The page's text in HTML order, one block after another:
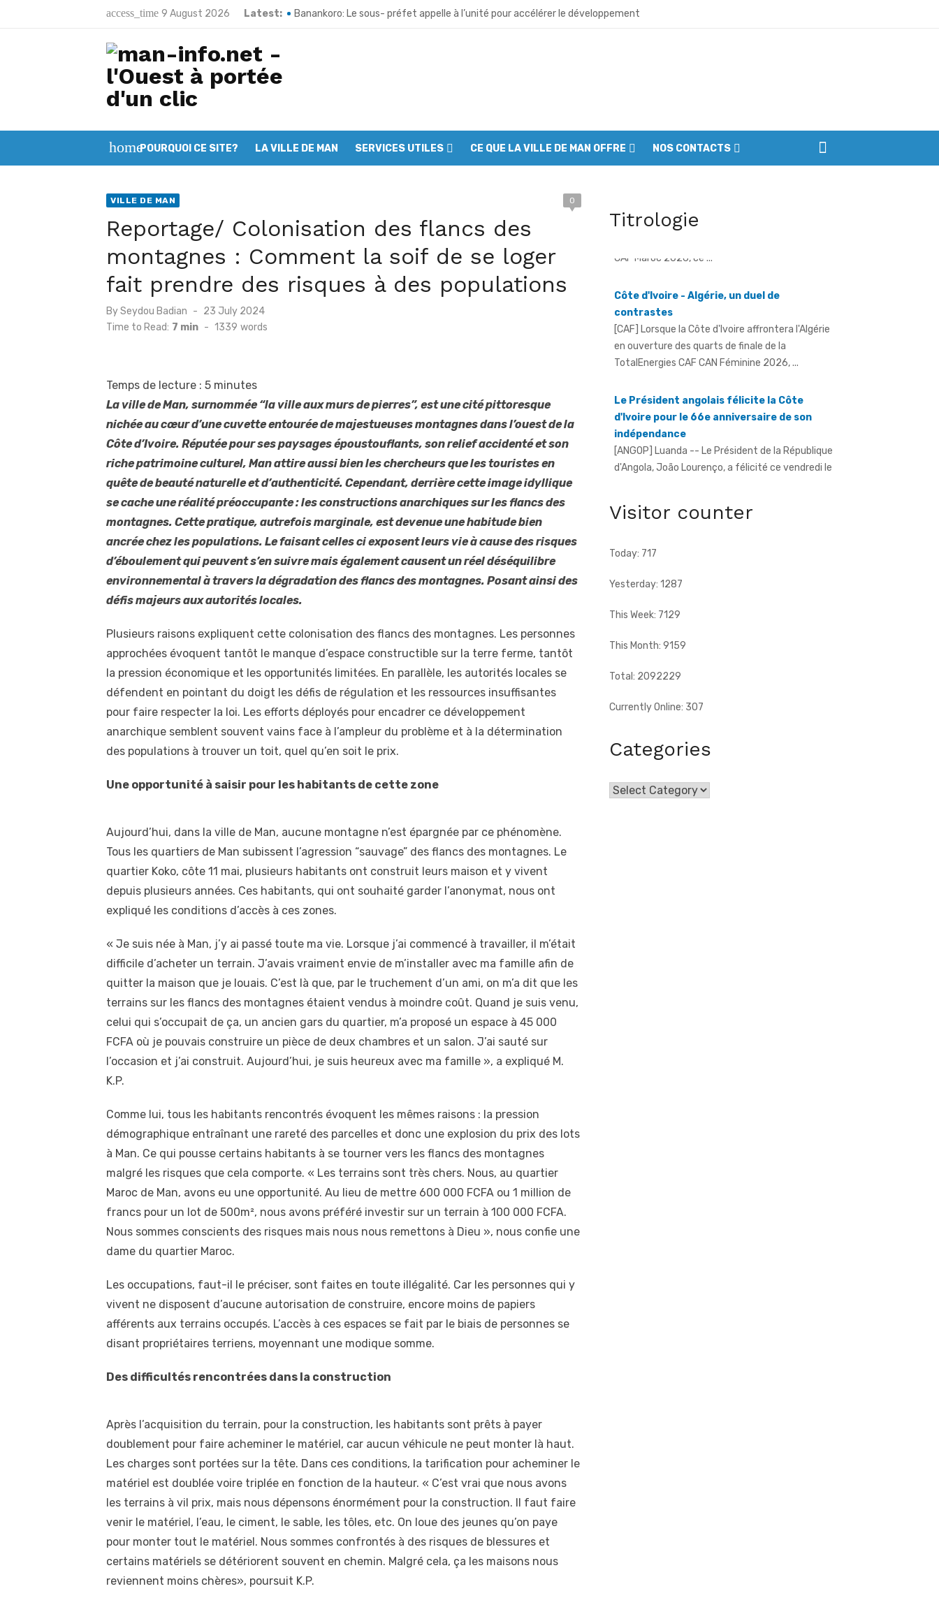
access_time 9 August 2026 Latest: Banankoro: Le sous- préfet appelle à l’unité pour accélérer le développement
Bakoubly: Le sous – préfet appelle à une implication des populations dans la transformation de leur cadre de vie
Sandougou- Soba: Malgré la pluie les populations célèbrent les 66 ans de l’indépendance dans la ferveur
Man fait peau neuve avant la fête nationale : Le Grand ménage mobilise autorités et citoyens
homePOURQUOI CE SITE? LA VILLE DE MAN SERVICES UTILES CE QUE LA VILLE DE MAN OFFRE NOS CONTACTS
VILLE DE MAN 0
Reportage/ Colonisation des flancs des
montagnes : Comment la soif de se loger
fait prendre des risques à des populations
BySeydou Badian
Posted
23 July 2024
Time to Read: 7 min - 1339 words
Temps de lecture : 5 minutes
La ville de Man, surnommée “la ville aux murs de pierres”, est une cité pittoresque
nichée au cœur d’une cuvette entourée de majestueuses montagnes dans l’ouest de la
Côte d’Ivoire. Réputée pour ses paysages époustouflants, son relief accidenté et son
riche patrimoine culturel, Man attire aussi bien les chercheurs que les touristes en
quête de beauté naturelle et d’authenticité. Cependant, derrière cette image idyllique
se cache une réalité préoccupante : les constructions anarchiques sur les flancs des
montagnes. Cette pratique, autrefois marginale, est devenue une habitude bien
ancrée chez les populations. Le faisant celles ci exposent leurs vie à cause des risques
d’éboulement qui peuvent s’en suivre mais également causent un réel déséquilibre
environnemental à travers la dégradation des flancs des montagnes. Posant ainsi des
défis majeurs aux autorités locales.
Plusieurs raisons expliquent cette colonisation des flancs des montagnes. Les personnes
approchées évoquent tantôt le manque d’espace constructible sur la terre ferme, tantôt
la pression économique et les opportunités limitées. En parallèle, les autorités locales se
défendent en pointant du doigt les défis de régulation et les ressources insuffisantes
pour faire respecter la loi. Les efforts déployés pour encadrer ce développement
anarchique semblent souvent vains face à l’ampleur du problème et à la détermination
des populations à trouver un toit, quel qu’en soit le prix.
Une opportunité à saisir pour les habitants de cette zone
Aujourd’hui, dans la ville de Man, aucune montagne n’est épargnée par ce phénomène.
Tous les quartiers de Man subissent l’agression “sauvage” des flancs des montagnes. Le
quartier Koko, côte 11 mai, plusieurs habitants ont construit leurs maison et y vivent
depuis plusieurs années. Ces habitants, qui ont souhaité garder l’anonymat, nous ont
expliqué les conditions d’accès à ces zones.
« Je suis née à Man, j’y ai passé toute ma vie. Lorsque j’ai commencé à travailler, il m’était
difficile d’acheter un terrain. J’avais vraiment envie de m’installer avec ma famille afin de
quitter la maison que je louais. C’est là que, par le truchement d’un ami, on m’a dit que les
terrains sur les flancs des montagnes étaient vendus à moindre coût. Quand je suis venu,
celui qui s’occupait de ça, un ancien gars du quartier, m’a proposé un espace à 45 000
FCFA où je pouvais construire un pièce de deux chambres et un salon. J’ai sauté sur
l’occasion et j’ai construit. Aujourd’hui, je suis heureux avec ma famille », a expliqué M.
K.P.
Comme lui, tous les habitants rencontrés évoquent les mêmes raisons : la pression
démographique entraînant une rareté des parcelles et donc une explosion du prix des lots
à Man. Ce qui pousse certains habitants à se tourner vers les flancs des montagnes
malgré les risques que cela comporte. « Les terrains sont très chers. Nous, au quartier
Maroc de Man, avons eu une opportunité. Au lieu de mettre 600 000 FCFA ou 1 million de
francs pour un lot de 500m², nous avons préféré investir sur un terrain à 100 000 FCFA.
Nous sommes conscients des risques mais nous nous remettons à Dieu », nous confie une
dame du quartier Maroc.
Les occupations, faut-il le préciser, sont faites en toute illégalité. Car les personnes qui y
vivent ne disposent d’aucune autorisation de construire, encore moins de papiers
afférents aux terrains occupés. L’accès à ces espaces se fait par le biais de personnes se
disant propriétaires terriens, moyennant une modique somme.
Des difficultés rencontrées dans la construction
Après l’acquisition du terrain, pour la construction, les habitants sont prêts à payer
doublement pour faire acheminer le matériel, car aucun véhicule ne peut monter là haut.
Les charges sont portées sur la tête. Dans ces conditions, la tarification pour acheminer le
matériel est doublée voire triplée en fonction de la hauteur. « C’est vrai que nous avons
les terrains à vil prix, mais nous dépensons énormément pour la construction. Il faut faire
venir le matériel, l’eau, le ciment, le sable, les tôles, etc. On loue des jeunes qu’on paye
pour monter tout le matériel. Nous sommes confrontés à des risques de blessures et
certains matériels se détériorent souvent en chemin. Malgré cela, ça les maisons nous
reviennent moins chères», poursuit K.P.
Titrologie
[CAF] Lorsque la Côte d'Ivoire affrontera l'Algérie
en ouverture des quarts de finale de la
TotalEnergies CAF CAN Féminine 2026, ...
Le Président angolais félicite la Côte
indépendance
[ANGOP] Luanda -- Le Président de la République
d'Angola, João Lourenço, a félicité ce vendredi le
peuple et le gouvernement ...
Séria (Daloa)/An 66 - La jeunesse exhortée
drogue
canton du Gbaloan Sud, ...
Visitor counter
Today: 717
Yesterday: 1287
This Week: 7129
This Month: 9159
Total: 2092229
Currently Online: 307
Categories
Categories